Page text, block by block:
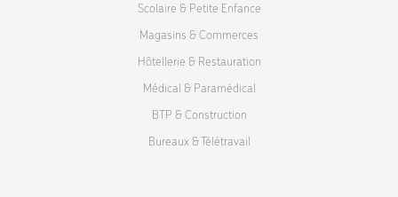
Scolaire & Petite Enfance
Magasins & Commerces
Hôtellerie & Restauration
Médical & Paramédical
BTP & Construction
Bureaux & Télétravail